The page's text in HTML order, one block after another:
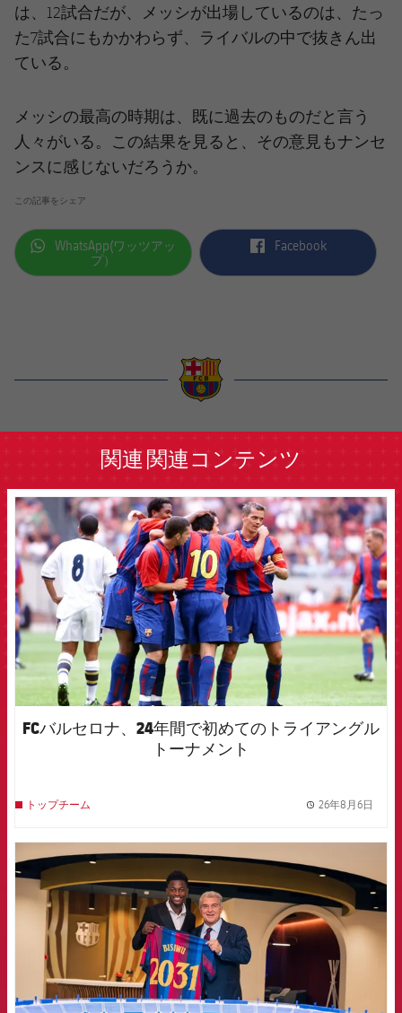
は、12試合だが、メッシが出場しているのは、たっ
た7試合にもかかわらず、ライバルの中で抜きん出
ている。
メッシの最高の時期は、既に過去のものだと言う
人々がいる。この結果を見ると、その意見もナンセ
ンスに感じないだろうか。
この記事をシェア
label.aria.whatsapp
WhatsApp(ワッツアッ
プ）
label.aria.facebook
Facebook
関連 関連コンテンツ
FCB Barcelona badge
FCバルセロナ、24年間で初めてのトライアングル
トーナメント
トップチーム 26年8月6日